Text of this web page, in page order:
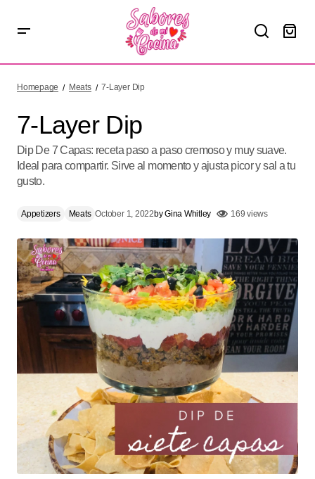
Homepage Meats 7-Layer Dip
7-Layer Dip
Dip De 7 Capas: receta paso a paso cremoso y muy suave.
Ideal para compartir. Sirve al momento y ajusta picor y sal a tu
gusto.
Appetizers Meats October 1, 2022byGina Whitley 169 views